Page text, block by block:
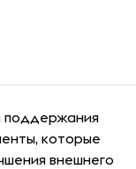
поддержания
которые
внешнего